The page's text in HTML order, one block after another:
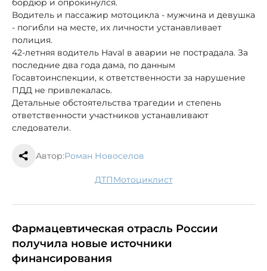
бордюр и опрокинулся.
Водитель и пассажир мотоцикла - мужчина и девушка
- погибли на месте, их личности устанавливает
полиция.
42-летняя водитель Haval в аварии не пострадала. За
последние два года дама, по данным
Госавтоинспекции, к ответственности за нарушение
ПДД не привлекалась.
Детальные обстоятельства трагедии и степень
ответственности участников устанавливают
следователи.
Автор:Роман Новоселов
ДТП мотоциклист
Фармацевтическая отрасль России
получила новые источники
финансирования